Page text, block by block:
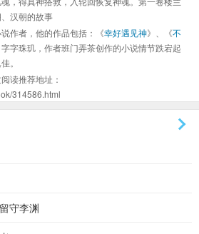
汉朝的故事
作者，他的作品包括：《幸好遇见神》、《不
字珠玑，作者班门弄茶创作的小说情节跌宕起
。
读推荐地址：
314586.html
守李渊